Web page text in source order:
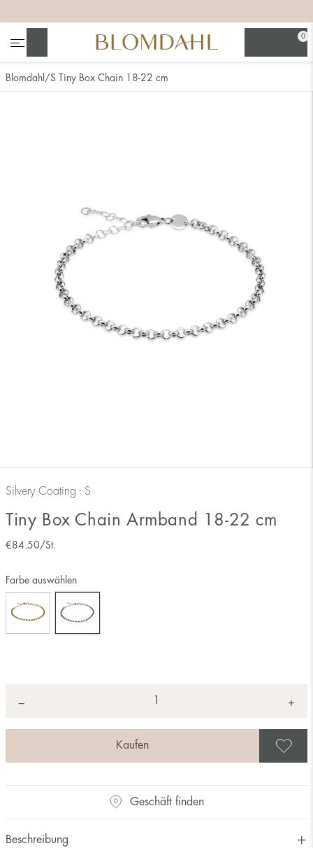
0
Blomdahl S Tiny Box Chain 18-22 cm
Silvery Coating - S
Tiny Box Chain Armband 18-22 cm
€84.50 /St.
Farbe auswählen
− +
Geschäft finden
Beschreibung